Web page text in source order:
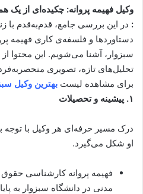
وکیل فهیمه پروانه: چکیده‌ای از یک
: در این بررسی جامع، قدم‌به‌قدم
دستاوردها و فلسفه‌ی کاری فهیمه
سبزوار، آشنا می‌شویم. این محتوا
تحلیل‌های تازه، تصویری
برای مشاهده لیست بهترین وکیل
۱. پیشینه و تحصیلات
درک مسیر حرفه‌ای هر وکیل با توجه
او شکل می‌گیرد.
فهیمه پروانه کارشناسی
مدنی در دانشگاه سبزوار به